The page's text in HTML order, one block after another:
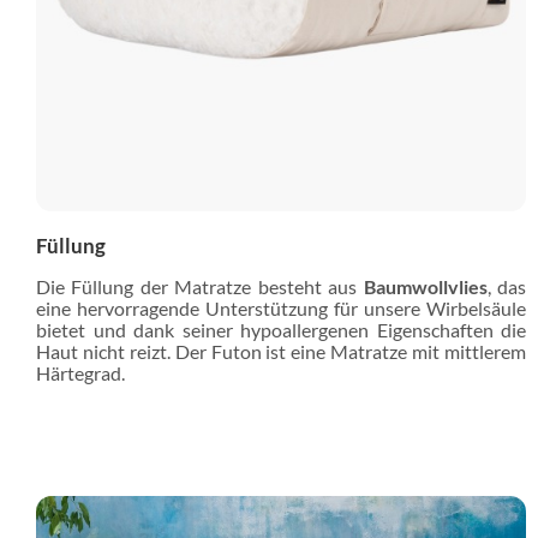
Füllung
Die Füllung der Matratze besteht aus Baumwollvlies, das
eine hervorragende Unterstützung für unsere Wirbelsäule
bietet und dank seiner hypoallergenen Eigenschaften die
Haut nicht reizt. Der Futon ist eine Matratze mit mittlerem
Härtegrad.